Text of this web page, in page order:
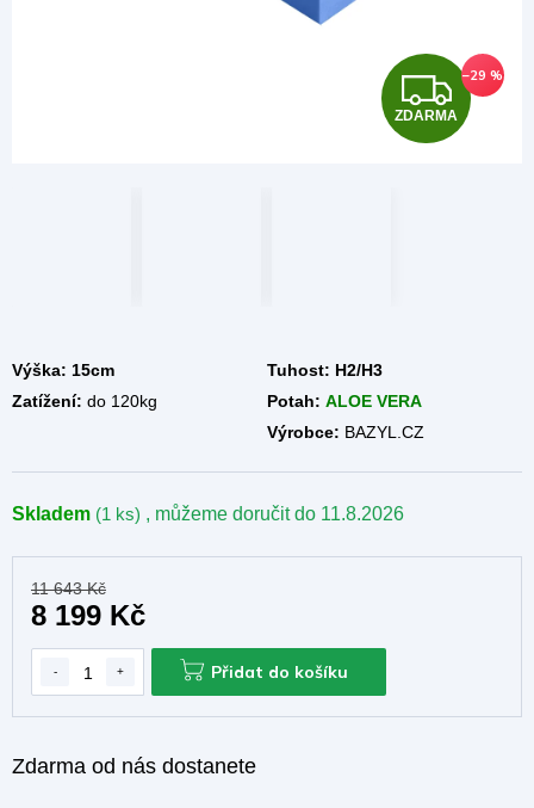
Z
D
ZDARMA
–29 %
Skladem (1 ks) , můžeme doručit do 11.8.2026
Zdarma od nás dostanete
Výška: 15cm Tuhost: H2/H3
Zatížení: do 120kg Potah: ALOE VERA
Výrobce: BAZYL.CZ
11 643 Kč
8 199 Kč
Přidat do košíku